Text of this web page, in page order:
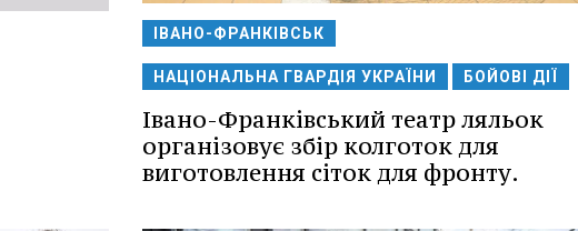
ІВАНО-ФРАНКІВСЬК
НАЦІОНАЛЬНА ГВАРДІЯ УКРАЇНИ БОЙОВІ ДІЇ
Івано-Франківський театр ляльок
організовує збір колготок для
виготовлення сіток для фронту.